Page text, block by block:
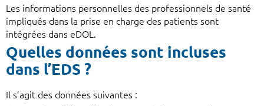
Les informations personnelles des professionnels de santé
impliqués dans la prise en charge des patients sont
intégrées dans eDOL.
Quelles données sont incluses
dans l’EDS ?
Il s’agit des données suivantes :